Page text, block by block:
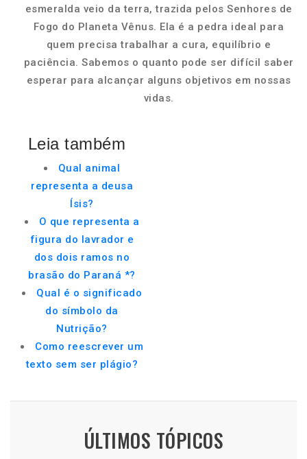
esmeralda veio da terra, trazida pelos Senhores de
Fogo do Planeta Vênus. Ela é a pedra ideal para
quem precisa trabalhar a cura, equilíbrio e
paciência. Sabemos o quanto pode ser difícil saber
esperar para alcançar alguns objetivos em nossas
vidas.
Leia também
Qual animal
representa a deusa
Ísis?
O que representa a
figura do lavrador e
dos dois ramos no
brasão do Paraná *?
Qual é o significado
do símbolo da
Nutrição?
Como reescrever um
texto sem ser plágio?
ÚLTIMOS TÓPICOS